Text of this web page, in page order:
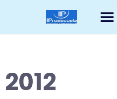
2012